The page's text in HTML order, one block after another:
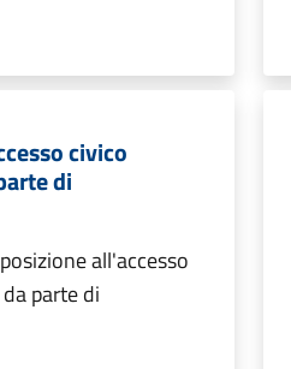
civico
di
all'accesso
parte di